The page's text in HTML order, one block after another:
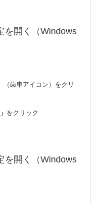
を開く（Windows
歯車アイコン）をクリ
をクリック
を開く（Windows